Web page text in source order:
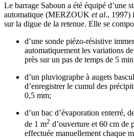
Le barrage Saboun a été équipé d’une
automatique (MERZOUK et al., 1997)
sur la digue de la retenue. Elle se
d’une sonde piézo-résistive
automatiquement les variations
près sur un pas de temps de 5
d’un pluviographe à augets
d’enregistrer le cumul des
0,5 mm;
d’un bac d’évaporation enterré,
de 1 m2 d’ouverture et 60 cm de
effectuée manuellement chaque